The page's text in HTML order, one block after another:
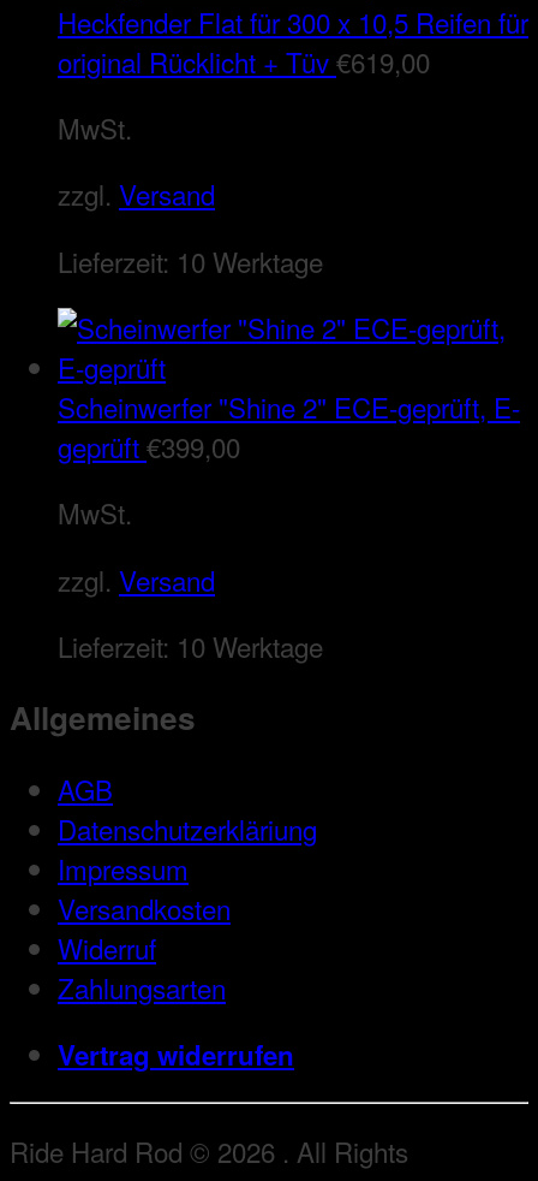
Heckfender Flat für 300 x 10,5 Reifen für
original Rücklicht + Tüv€619,00
MwSt.
zzgl. Versand
Lieferzeit: 10 Werktage
Scheinwerfer "Shine 2" ECE-geprüft, E-
geprüft€399,00
MwSt.
zzgl. Versand
Lieferzeit: 10 Werktage
Allgemeines
AGB
Datenschutzerkläriung
Impressum
Versandkosten
Widerruf
Zahlungsarten
Vertrag widerrufen
Ride Hard Rod © 2026 . All Rights